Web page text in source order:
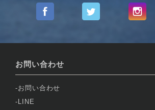
お問い合わせ
お問い合わせ
LINE